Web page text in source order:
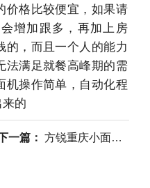
价格比较便宜，如果请
增加跟多，再加上房
的，而且一个人的能力
法满足就餐高峰期的需
机操作简单，自动化程
的
一篇： 方锐重庆小面机让重庆小面制作起来更简单